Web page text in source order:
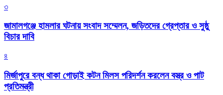
৩
জামালগঞ্জে হামলার ঘটনায় সংবাদ সম্মেলন, জড়িতদের গ্রেপ্তার ও সুষ্ঠু
বিচার দাবি
৪
মির্জাপুরে বন্ধ থাকা গোড়াই কটন মিলস পরিদর্শন করলেন বস্ত্র ও পাট
প্রতিমন্ত্রী